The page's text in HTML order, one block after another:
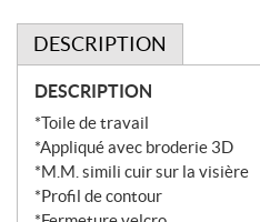
(IH07-
2742)
DESCRIPTION
DESCRIPTION
*Toile de travail
*Appliqué avec broderie 3D
*M.M. simili cuir sur la visière
*Profil de contour